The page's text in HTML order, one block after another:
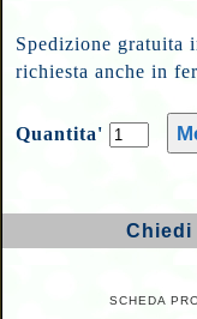
Spedizione gratuita
richiesta anche in
Quantita'
SCHEDA